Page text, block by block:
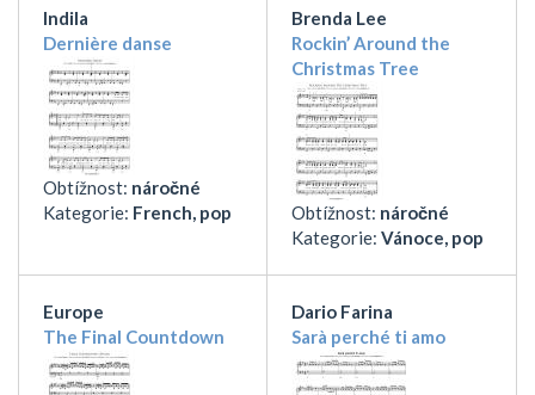
Indila
Dernière danse
Obtížnost: náročné
Kategorie: French, pop
Brenda Lee
Rockin’ Around the
Christmas Tree
Obtížnost: náročné
Kategorie: Vánoce, pop
Europe
The Final Countdown
Dario Farina
Sarà perché ti amo